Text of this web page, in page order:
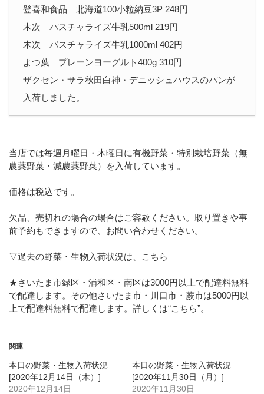
登喜和食品 北海道100小粒納豆3P 248円
木次 パスチャライズ牛乳500ml 219円
木次 パスチャライズ牛乳1000ml 402円
よつ葉 プレーンヨーグルト400g 310円
ザクセン・サラ秋田白神・デニッシュハウスのパンが
入荷しました。
当店では毎週月曜日・木曜日に有機野菜・特別栽培野菜（無
農薬野菜・減農薬野菜）を入荷しています。
価格は税込です。
欠品、売切れの場合の場合はご容赦ください。取り置きや事
前予約もできますので、お問い合わせください。
▽過去の野菜・生物入荷状況は、こちら
★さいたま市緑区・浦和区・南区は3000円以上で配達料無料
で配達します。その他さいたま市・川口市・蕨市は5000円以
上で配達料無料で配達します。詳しくは“こちら”。
関連
本日の野菜・生物入荷状況
[2020年12月14日（木）]
2020年12月14日
本日の野菜・生物入荷状況
[2020年11月30日（月）]
2020年11月30日